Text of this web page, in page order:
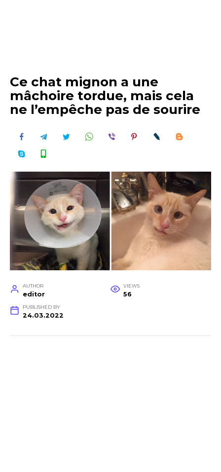
Ce chat mignon a une
mâchoire tordue, mais cela
ne l’empêche pas de sourire
AUTHOR
editor
VIEWS
56
PUBLISHED BY
24.03.2022